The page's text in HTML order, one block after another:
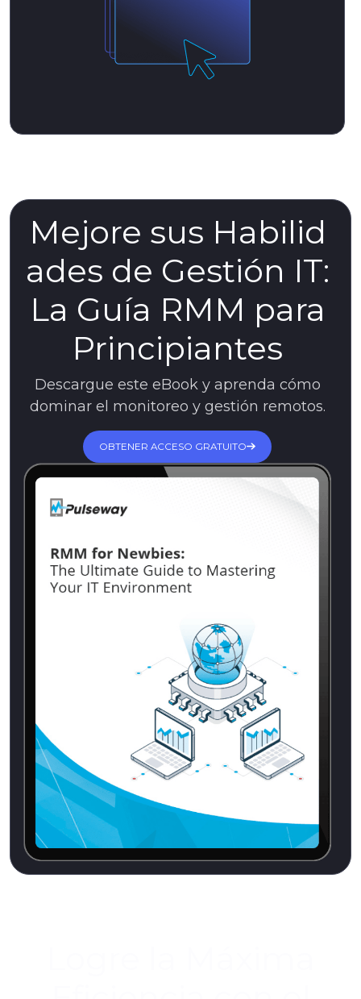
Mejore sus Habilid
ades de Gestión IT:
La Guía RMM para
Principiantes
Descargue este eBook y aprenda cómo
dominar el monitoreo y gestión remotos.
OBTENER ACCESO GRATUITO